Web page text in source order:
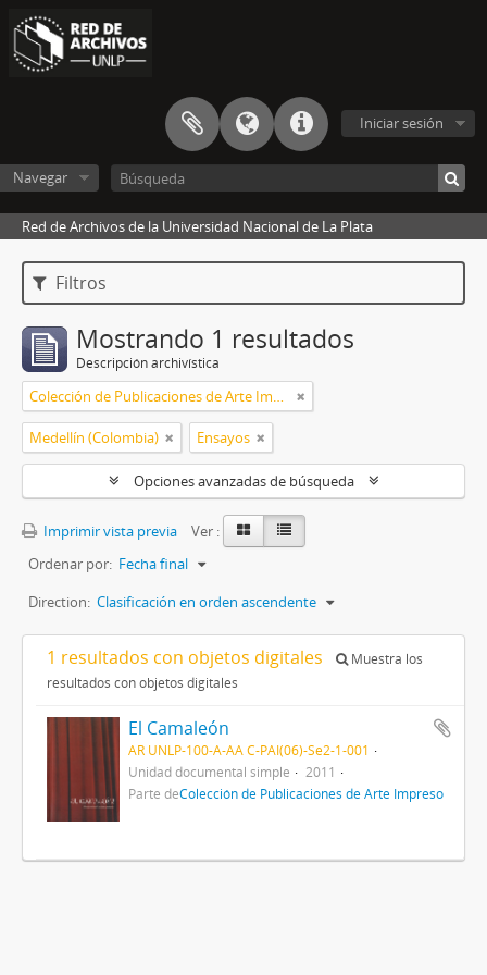
Iniciar sesión
Navegar
Red de Archivos de la Universidad Nacional de La Plata
Filtros
Mostrando 1 resultados
Descripción archivística
Colección de Publicaciones de Arte Impreso
Medellín (Colombia) Ensayos
Opciones avanzadas de búsqueda
Imprimir vista previa
Ver :
Ordenar por: Fecha final
Direction: Clasificación en orden ascendente
1 resultados con objetos digitales
Muestra los
resultados con objetos digitales
El Camaleón
AR UNLP-100-A-AA C-PAI(06)-Se2-1-001
Unidad documental simple
2011
Parte deColección de Publicaciones de Arte Impreso